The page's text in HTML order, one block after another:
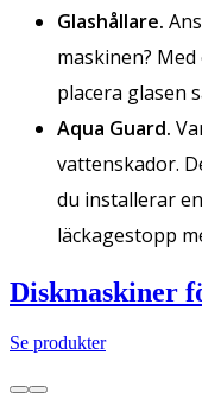
Glashållare.
maskinen?
placera glasen
Aqua Guard.
vattenskador.
du installerar
läckagestopp
Diskmaskiner
Se produkter